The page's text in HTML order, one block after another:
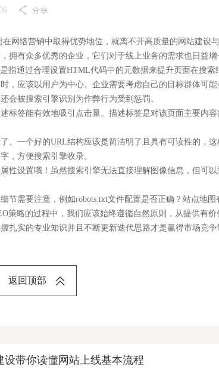
络营销中取得优势地位，就离不开高质量的网站建设
拥有众多优秀的企业，它们对于线上业务的需求也日益增
通过合理设置HTML代码中的元数据来提升页面在搜索
应该以用户为中心。企业需要考虑自己的目标群体可
会被搜索引擎识别为作弊行为受到惩罚。
签能有效地吸引点击量。描述标签是对该页面主要内容
一个好的URL结构应该是简洁明了且具有可读性的，这
，方便搜索引擎收录。
设置哦！虽然搜索引擎无法直接理解图像信息，但可以
需要注意，例如robots.txt文件配置是否正确？站点地图
略的过程中，我们应该始终遵循自然原则，从提供有
扎实的专业知识并且不断更新迭代思路才是赢得市场竞争
返回顶部
设带你读懂网站上线基本流程